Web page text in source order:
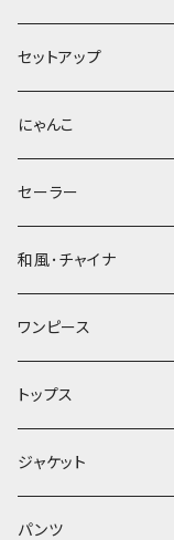
セットアップ
にゃんこ
セーラー
和風･チャイナ
ワンピース
トップス
ジャケット
パンツ